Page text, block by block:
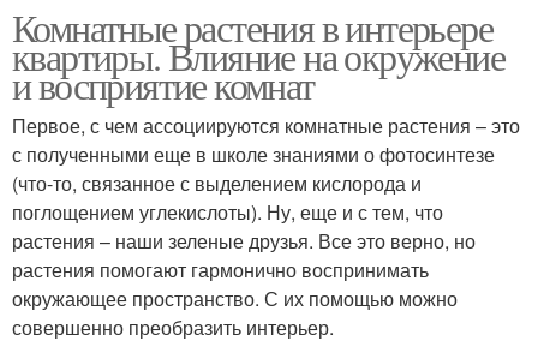
Комнатные растения в интерьере
квартиры. Влияние на окружение
и восприятие комнат
Первое, с чем ассоциируются комнатные растения – это
с полученными еще в школе знаниями о фотосинтезе
(что-то, связанное с выделением кислорода и
поглощением углекислоты). Ну, еще и с тем, что
растения – наши зеленые друзья. Все это верно, но
растения помогают гармонично воспринимать
окружающее пространство. С их помощью можно
совершенно преобразить интерьер.